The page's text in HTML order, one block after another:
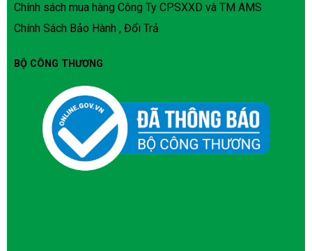
Chính sách mua hàng Công Ty CPSXXD và TM AMS
Chính Sách Bảo Hành , Đổi Trả
BỘ CÔNG THƯƠNG